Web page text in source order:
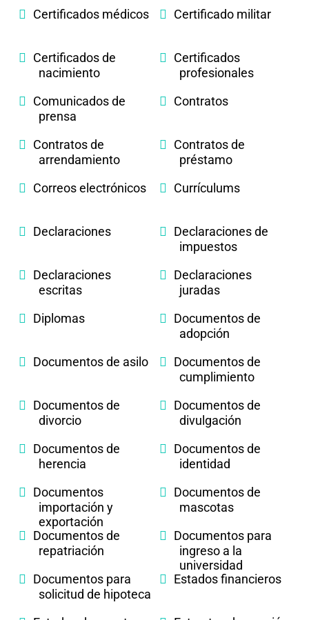
Certificados médicos
Certificado militar
Certificados de
nacimiento
Certificados
profesionales
Comunicados de
prensa
Contratos
Contratos de
arrendamiento
Contratos de
préstamo
Correos electrónicos
Currículums
Declaraciones
Declaraciones de
impuestos
Declaraciones
escritas
Declaraciones
juradas
Diplomas
Documentos de
adopción
Documentos de asilo
Documentos de
cumplimiento
Documentos de
divorcio
Documentos de
divulgación
Documentos de
herencia
Documentos de
identidad
Documentos
importación y
exportación
Documentos de
mascotas
Documentos de
repatriación
Documentos para
ingreso a la
universidad
Documentos para
solicitud de hipoteca
Estados financieros